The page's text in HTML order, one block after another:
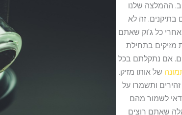
ההמלצה שלנו
זה לא
אחרי כל ג'וק שאתם
מזיקים בתחילת
אם נתקלתם בכל
של אותו מזיק.
ותשמרו על
לשמור מהם
שאתם רוצים